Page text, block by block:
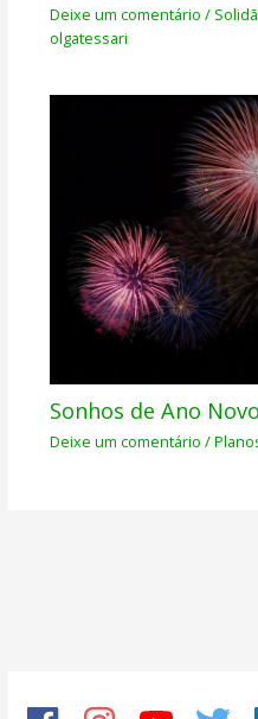
Deixe um comentário /
olgatessari
Sonhos de Ano Novo
Deixe um comentário /